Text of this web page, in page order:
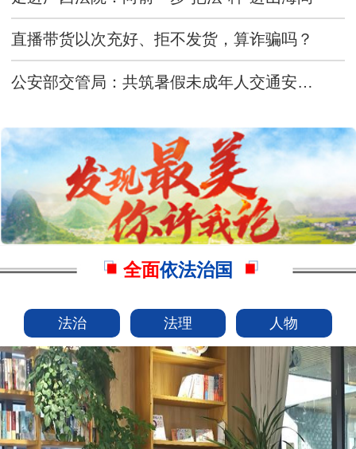
直播带货以次充好、拒不发货，算诈骗吗？
公安部交管局：共筑暑假未成年人交通安全防线
全面依法治国
法治 法理 人物